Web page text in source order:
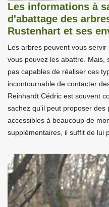
Les informations à
d'abattage des
Rustenhart et ses
Les arbres peuvent vous
vous pouvez les abattre. Mais,
pas capables de réaliser ces
incontournable de contacter
Reinhardt Cédric est souvent
sachez qu'il peut proposer des
accessibles à beaucoup de
supplémentaires, il suffit de lui